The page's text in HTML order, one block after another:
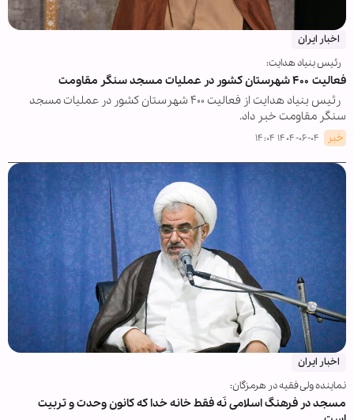
اخبار ایران
رئیس بنیاد هدایت:
فعالیت ۴۰۰ شهرستان کشور در عملیات مسجد سنگر مقاومت
رئیس بنیاد هدایت از فعالیت ۴۰۰ شهرستان کشور در عملیات مسجد
سنگر مقاومت خبر داد.
خبر ۱۴۰۴-۰۶-۰۴ ۱۴:۰۴
اخبار ایران
نماینده ولی فقیه در هرمزگان:
مسجد در فرهنگ اسلامی نَه فقط خانه خدا که کانون وحدت و تربیت